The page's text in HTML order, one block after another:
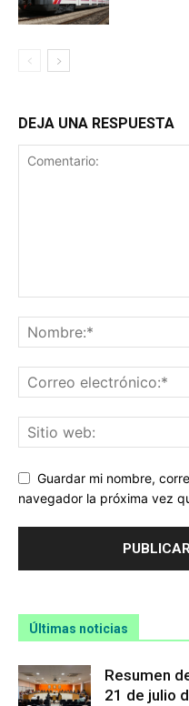
DEJA UNA RESPUESTA
Guardar mi nombre,
navegador la próxima vez
Últimas noticias
Resumen
21 de julio